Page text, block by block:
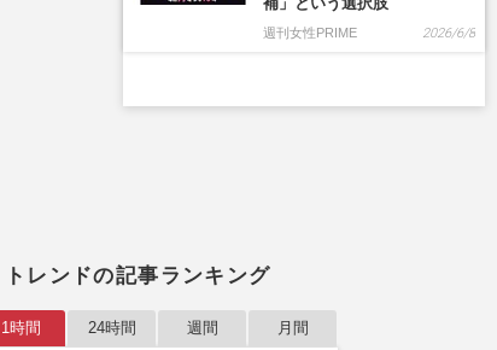
トレンドの記事ランキング
1時間 24時間 週間 月間